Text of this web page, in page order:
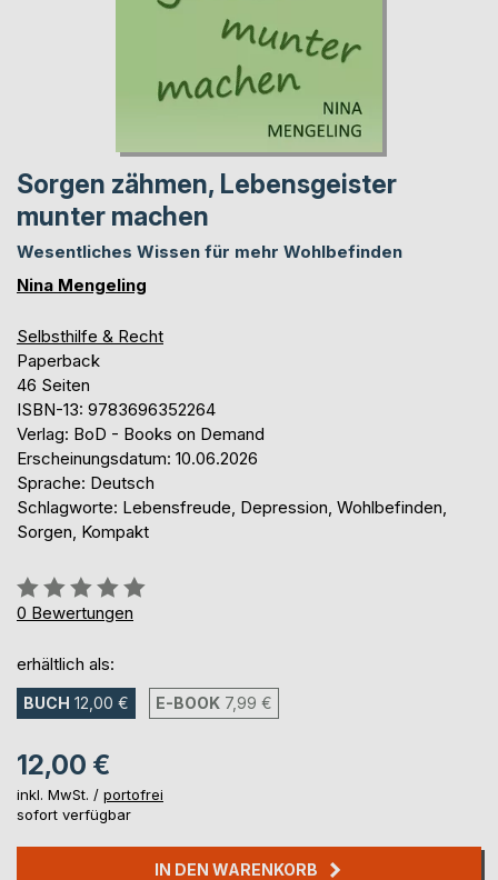
Sorgen zähmen, Lebensgeister
munter machen
Wesentliches Wissen für mehr Wohlbefinden
Nina Mengeling
Selbsthilfe & Recht
Paperback
46 Seiten
ISBN-13: 9783696352264
Verlag: BoD - Books on Demand
Erscheinungsdatum: 10.06.2026
Sprache: Deutsch
Schlagworte: Lebensfreude, Depression, Wohlbefinden,
Sorgen, Kompakt
Bewertung::
0%
0 Bewertungen
erhältlich als:
BUCH 12,00 € E-BOOK 7,99 €
12,00 €
inkl. MwSt. / portofrei
sofort verfügbar
IN DEN WARENKORB